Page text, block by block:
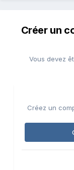
Créer un
Vous devez
Créez un